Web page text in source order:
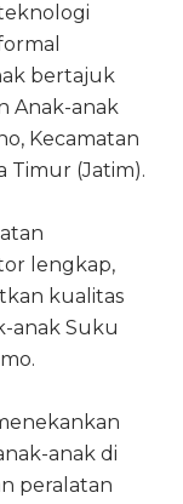
bertajuk
Anak-anak
Kecamatan
Timur (Jatim).
lengkap,
kualitas
anak Suku
anak di
peralatan